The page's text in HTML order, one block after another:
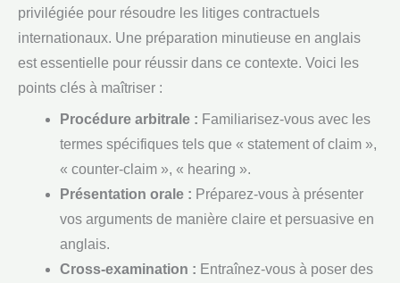
privilégiée pour résoudre les litiges contractuels
internationaux. Une préparation minutieuse en anglais
est essentielle pour réussir dans ce contexte. Voici les
points clés à maîtriser :
Procédure arbitrale : Familiarisez-vous avec les
termes spécifiques tels que « statement of claim »,
« counter-claim », « hearing ».
Présentation orale : Préparez-vous à présenter
vos arguments de manière claire et persuasive en
anglais.
Cross-examination : Entraînez-vous à poser des